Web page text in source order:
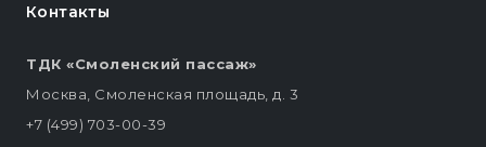
Контакты
ТДК «Смоленский пассаж»
Москва, Смоленская площадь, д. 3
+7 (499) 703-00-39